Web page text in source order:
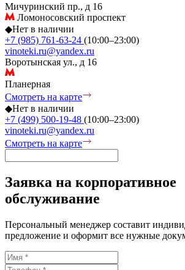
Мичуринский пр., д 16
Ломоносовский проспект
◆Нет в наличии
+7 (985) 761-63-24 (10:00–23:00)
vinoteki.ru@yandex.ru
Воротынская ул., д 16
Планерная
Смотреть на карте
◆Нет в наличии
+7 (499) 500-19-48 (10:00–23:00)
vinoteki.ru@yandex.ru
Смотреть на карте
Заявка на корпоративное
обслуживание
Персональный менеджер составит
предложение и оформит все нужные